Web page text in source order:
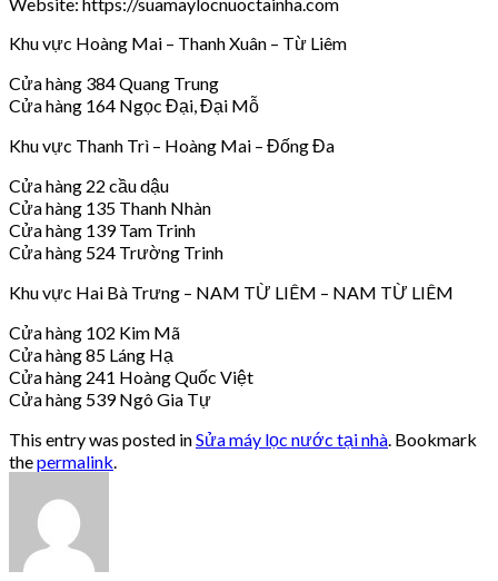
Khu vực Hoàng Mai – Thanh Xuân – Từ Liêm
Cửa hàng 384 Quang Trung
Cửa hàng 164 Ngọc Đại, Đại Mỗ
Khu vực Thanh Trì – Hoàng Mai – Đống Đa
Cửa hàng 22 cầu dậu
Cửa hàng 135 Thanh Nhàn
Cửa hàng 139 Tam Trinh
Cửa hàng 524 Trường Trinh
Khu vực Hai Bà Trưng – NAM TỪ LIÊM – NAM TỪ LIÊM
Cửa hàng 102 Kim Mã
Cửa hàng 85 Láng Hạ
Cửa hàng 241 Hoàng Quốc Việt
Cửa hàng 539 Ngô Gia Tự
This entry was posted inSửa máy lọc nước tại nhà . Bookmark
thepermalink